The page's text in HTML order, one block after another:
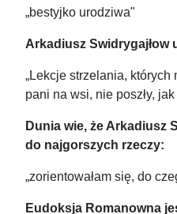
„bestyjko urodziwa"
Arkadiusz Swidrygajłow
„Lekcje strzelania, których
pani na wsi, nie poszły,
Dunia wie, że Arkadiusz
do najgorszych rzeczy:
„zorientowałam się, do
Eudoksja Romanowna